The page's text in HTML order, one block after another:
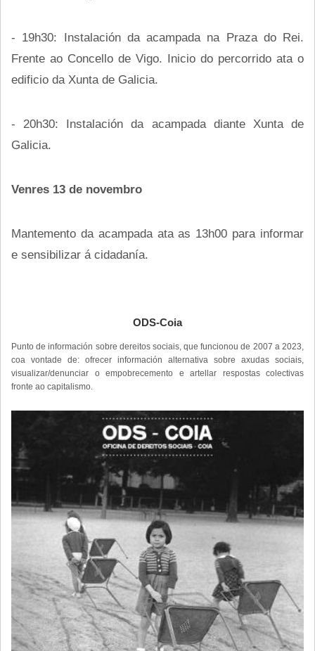
- 19h30: Instalación da acampada na Praza do Rei.
Frente ao Concello de Vigo. Inicio do percorrido ata o
edificio da Xunta de Galicia.
- 20h30: Instalación da acampada diante Xunta de
Galicia.
Venres 13 de novembro
Mantemento da acampada ata as 13h00 para informar
e sensibilizar á cidadanía.
ODS-Coia
Punto de información sobre dereitos sociais, que funcionou de 2007 a 2023,
coa vontade de: ofrecer información alternativa sobre axudas sociais,
visualizar/denunciar o empobrecemento e artellar respostas colectivas
fronte ao capitalismo.